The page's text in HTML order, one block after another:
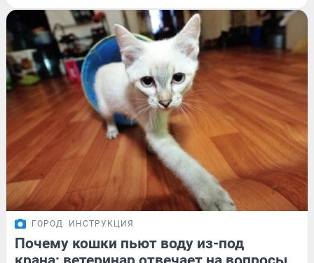
ГОРОД ИНСТРУКЦИЯ
Почему кошки пьют воду из-под